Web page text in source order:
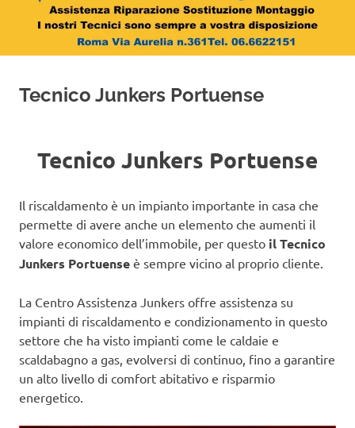
contenuto
Installazione
di
Junkers
Tecnico Junkers Portuense
Tecnico Junkers Portuense
Il riscaldamento è un impianto importante in casa che
permette di avere anche un elemento che aumenti il
valore economico dell’immobile, per questo il Tecnico
Junkers Portuense è sempre vicino al proprio cliente.
La Centro Assistenza Junkers offre assistenza su
impianti di riscaldamento e condizionamento in questo
settore che ha visto impianti come le caldaie e
scaldabagno a gas, evolversi di continuo, fino a garantire
un alto livello di comfort abitativo e risparmio
energetico.